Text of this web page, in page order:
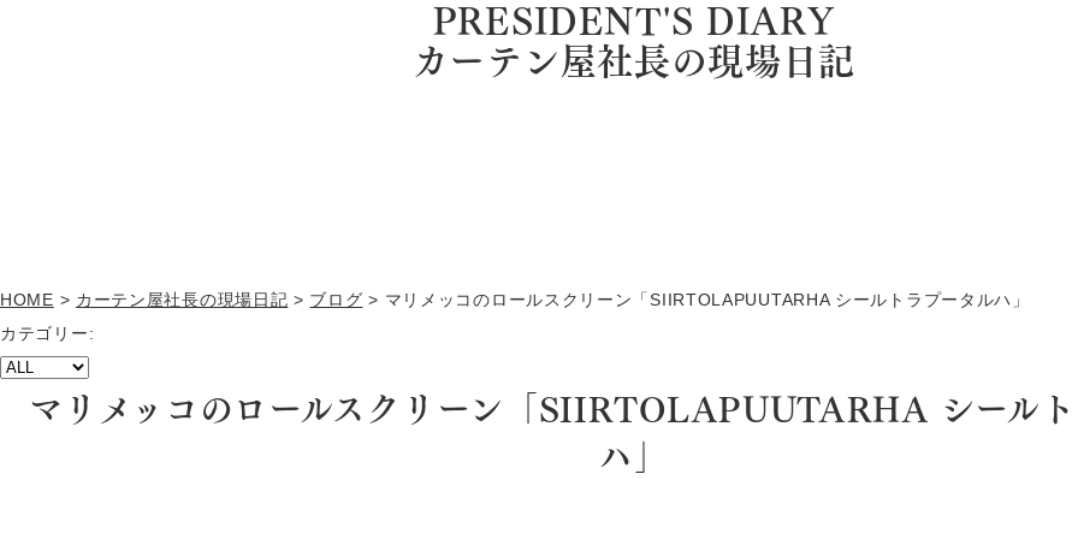
PRESIDENT'S DIARY
カーテン屋社長の現場日記
HOME > カーテン屋社長の現場日記 > ブログ > マリメッコのロールスクリーン「SIIRTOLAPUUTARHA シールトラプータルハ」
カテゴリー:
マリメッコのロールスクリーン「SIIRTOLAPUUTARHA シールト
ハ」